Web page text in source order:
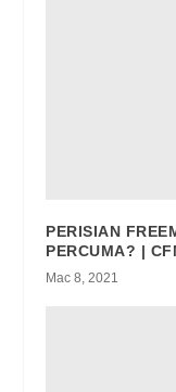
PERISIAN
PERCUMA? |
Mac 8, 2021